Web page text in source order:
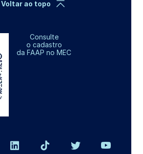
Consulte
o cadastro
da FAAP no MEC
Voltar ao topo